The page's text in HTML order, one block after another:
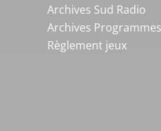
Archives Sud Radio
Archives Programmes
Règlement jeux